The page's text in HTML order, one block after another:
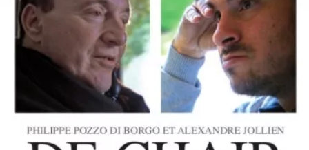
Archives
Médiathèque
Éditions
Informations